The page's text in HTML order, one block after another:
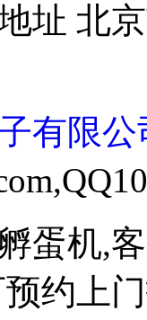
址 北
有限公
蛋机,
约上